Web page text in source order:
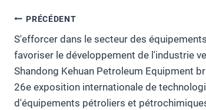
Navigation
De
L’article
PRÉCÉDENT
S'efforcer dans le secteur des
favoriser le développement de l'industrie
Shandong Kehuan Petroleum Equipment
26e exposition internationale de
d'équipements pétroliers et